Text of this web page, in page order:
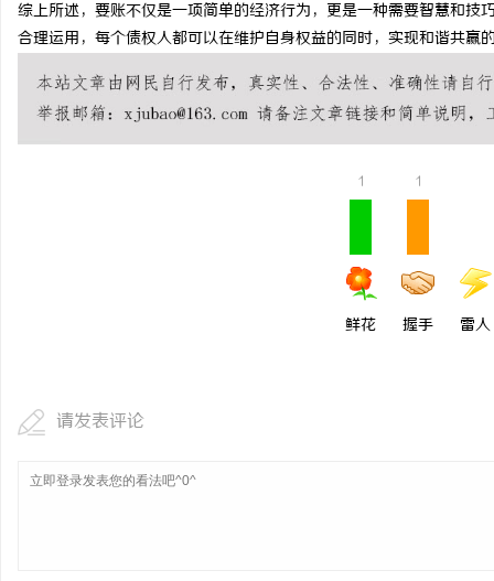
综上所述，要账不仅是一项简单的经济行为，更是一种需要智慧和
合理运用，每个债权人都可以在维护自身权益的同时，实现和谐共赢
1
鲜花
1
握手 雷人
请发表评论
白云影视：引领新时代